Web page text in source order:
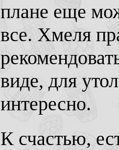
плане еще
все. Хмеля
виде, для
интересно.
К счастью,